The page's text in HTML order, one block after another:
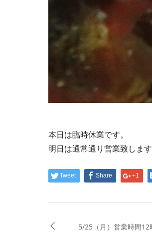
本日は臨時休業です。
明日は通常通り営業致します
Tweet Share +1
5/25（月）営業時間12